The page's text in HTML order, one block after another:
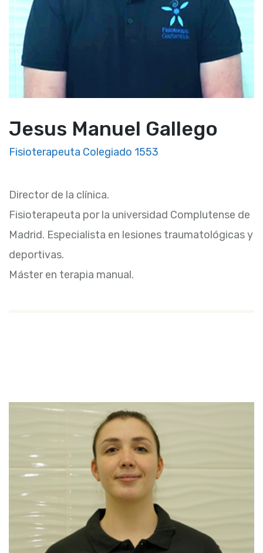
Jesus Manuel Gallego
Fisioterapeuta Colegiado 1553
Director de la clínica.
Fisioterapeuta por la universidad Complutense de
Madrid. Especialista en lesiones traumatológicas y
deportivas.
Máster en terapia manual.